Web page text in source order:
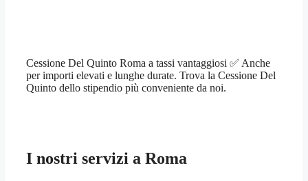
Cessione Del Quinto Roma a tassi vantaggiosi ✅ Anche
per importi elevati e lunghe durate. Trova la Cessione Del
Quinto dello stipendio più conveniente da noi.
I nostri servizi a Roma